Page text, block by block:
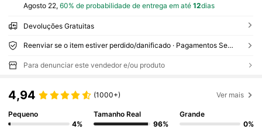
Agosto 22, 60% de probabilidade de entrega em até 12dias
Devoluções Gratuitas
Reenviar se o item estiver perdido/danificado · Pagamentos Seguros · Proteção de privacidade
Para denunciar este vendedor e/ou produto
4,94 (1000+) Ver mais
Pequeno
4%
Tamanho Real
96%
Grande
0%